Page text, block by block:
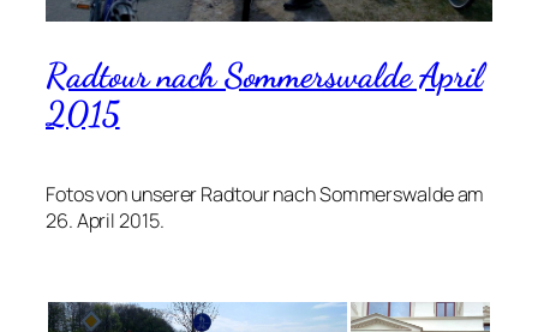
Radtour nach Sommerswalde April
2015
Fotos von unserer Radtour nach Sommerswalde am
26. April 2015.